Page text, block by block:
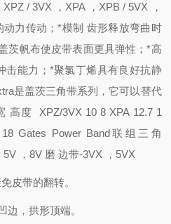
/ 3VX ，XPA ，XPB / 5VX ，
力传动；*模制 齿形释放弯曲时
茨帆布使皮带表面更具弹性；*高
击能力；*聚氯丁烯具有良好抗静
是盖茨三角带系列，它可以替代
高度 XPZ/3VX 10 8 XPA 12.7 1
Gates Power Band联组三角
，8V 磨 边带-3VX ，5VX
皮带的翻转。
边，拱形顶端。